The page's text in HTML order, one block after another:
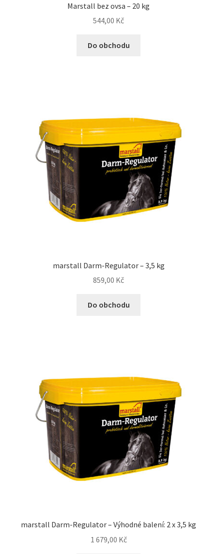
Pamlsky pro psy
Royal Canin pro psy
Veterinární dieta pro psy
Vodítka a obojky
Wolf of Wilderness
Marstall bez ovsa – 20 kg
544,00 Kč
Do obchodu
marstall Darm-Regulator – 3,5 kg
859,00 Kč
Do obchodu
marstall Darm-Regulator – Výhodné balení: 2 x 3,5 kg
1 679,00 Kč